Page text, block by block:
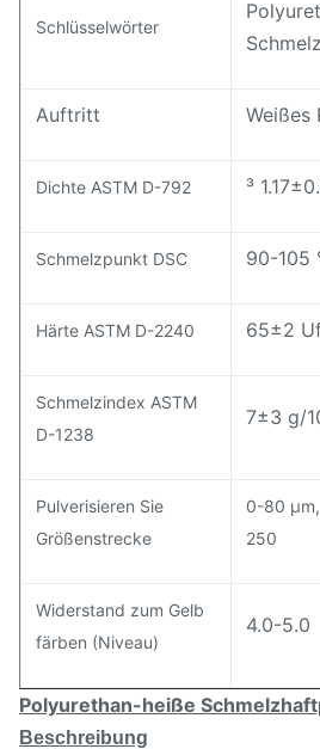
Schlüsselwörter
Auftritt Weißes
Dichte ASTM D-792 ³
Schmelzpunkt DSC 90-
Härte ASTM D-2240 65±2
Schmelzindex ASTM
D-1238
7±3 g/
Pulverisieren Sie
Größenstrecke
0-80
250
Widerstand zum Gelb
färben (Niveau)
4.0-5.0
Polyurethan-heiße
Beschreibung